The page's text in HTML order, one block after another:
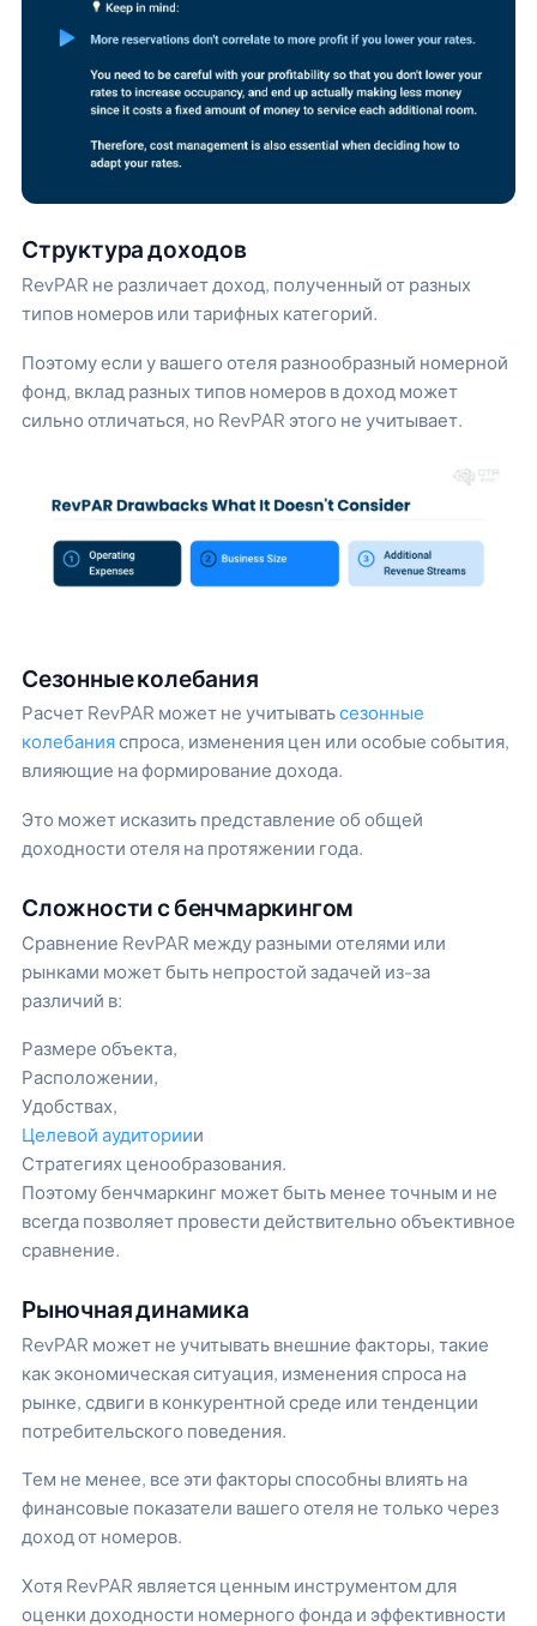
Структура доходов
RevPAR не различает доход, полученный от разных
типов номеров или тарифных категорий.
Поэтому если у вашего отеля разнообразный номерной
фонд, вклад разных типов номеров в доход может
сильно отличаться, но RevPAR этого не учитывает.
Сезонные колебания
Расчет RevPAR может не учитыватьсезонные
колебанияспроса, изменения цен или особые события,
влияющие на формирование дохода.
Это может исказить представление об общей
доходности отеля на протяжении года.
Сложности с бенчмаркингом
Сравнение RevPAR между разными отелями или
рынками может быть непростой задачей из-за
различий в:
Размере объекта,
Расположении,
Удобствах,
Целевой аудиториии
Стратегиях ценообразования.
Поэтому бенчмаркинг может быть менее точным и не
всегда позволяет провести действительно объективное
сравнение.
Рыночная динамика
RevPAR может не учитывать внешние факторы, такие
как экономическая ситуация, изменения спроса на
рынке, сдвиги в конкурентной среде или тенденции
потребительского поведения.
Тем не менее, все эти факторы способны влиять на
финансовые показатели вашего отеля не только через
доход от номеров.
Хотя RevPAR является ценным инструментом для
оценки доходности номерного фонда и эффективности